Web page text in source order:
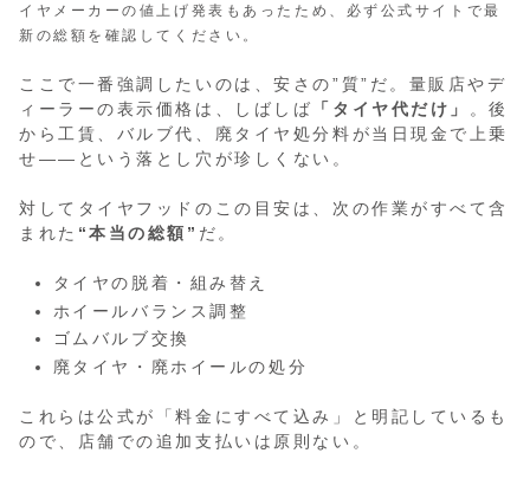
イヤメーカーの値上げ発表もあったため、必ず公式サイトで最
新の総額を確認してください。
ここで一番強調したいのは、安さの”質”だ。量販店やデ
ィーラーの表示価格は、しばしば
「タイヤ代だけ」
。後
から工賃、バルブ代、廃タイヤ処分料が当日現金で上乗
せ——という落とし穴が珍しくない。
対してタイヤフッドのこの目安は、次の作業がすべて含
まれた “本当の総額” だ。
タイヤの脱着・組み替え
ホイールバランス調整
ゴムバルブ交換
廃タイヤ・廃ホイールの処分
これらは公式が「料金にすべて込み」と明記しているも
ので、店舗での追加支払いは原則ない。